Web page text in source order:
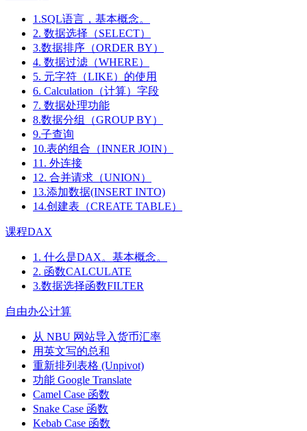
1.SQL语言，基本概念。
2. 数据选择（SELECT）
3.数据排序（ORDER BY）
4. 数据过滤（WHERE）
5. 元字符（LIKE）的使用
6. Calculation（计算）字段
7. 数据处理功能
8.数据分组（GROUP BY）
9.子查询
10.表的组合（INNER JOIN）
11. 外连接
12. 合并请求（UNION）
13.添加数据(INSERT INTO)
14.创建表（CREATE TABLE）
课程DAX
1. 什么是DAX。基本概念。
2. 函数CALCULATE
3.数据选择函数FILTER
自由办公计算
从 NBU 网站导入货币汇率
用英文写的总和
重新排列表格 (Unpivot)
功能 Google Translate
Camel Case 函数
Snake Case 函数
Kebab Case 函数